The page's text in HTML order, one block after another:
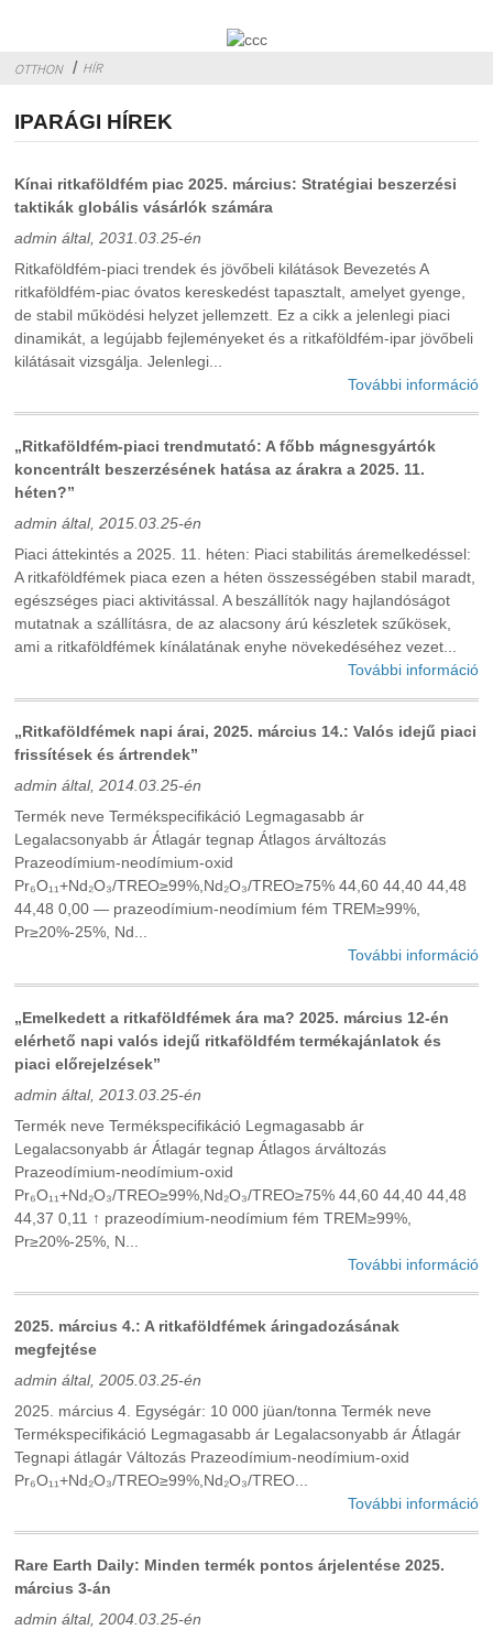
OTTHON HÍR
IPARÁGI HÍREK
Kínai ritkaföldfém piac 2025. március: Stratégiai beszerzési
taktikák globális vásárlók számára
admin által, 2031.03.25-én
Ritkaföldfém-piaci trendek és jövőbeli kilátások Bevezetés A
ritkaföldfém-piac óvatos kereskedést tapasztalt, amelyet gyenge,
de stabil működési helyzet jellemzett. Ez a cikk a jelenlegi piaci
dinamikát, a legújabb fejleményeket és a ritkaföldfém-ipar jövőbeli
kilátásait vizsgálja. Jelenlegi...
További információ
„Ritkaföldfém-piaci trendmutató: A főbb mágnesgyártók
koncentrált beszerzésének hatása az árakra a 2025. 11.
héten?”
admin által, 2015.03.25-én
Piaci áttekintés a 2025. 11. héten: Piaci stabilitás áremelkedéssel:
A ritkaföldfémek piaca ezen a héten összességében stabil maradt,
egészséges piaci aktivitással. A beszállítók nagy hajlandóságot
mutatnak a szállításra, de az alacsony árú készletek szűkösek,
ami a ritkaföldfémek kínálatának enyhe növekedéséhez vezet...
További információ
„Ritkaföldfémek napi árai, 2025. március 14.: Valós idejű piaci
frissítések és ártrendek”
admin által, 2014.03.25-én
Termék neve Termékspecifikáció Legmagasabb ár
Legalacsonyabb ár Átlagár tegnap Átlagos árváltozás
Prazeodímium-neodímium-oxid
Pr₆O₁₁+Nd₂O₃/TREO≥99%,Nd₂O₃/TREO≥75% 44,60 44,40 44,48
44,48 0,00 — prazeodímium-neodímium fém TREM≥99%,
Pr≥20%-25%, Nd...
További információ
„Emelkedett a ritkaföldfémek ára ma? 2025. március 12-én
elérhető napi valós idejű ritkaföldfém termékajánlatok és
piaci előrejelzések”
admin által, 2013.03.25-én
Termék neve Termékspecifikáció Legmagasabb ár
Legalacsonyabb ár Átlagár tegnap Átlagos árváltozás
Prazeodímium-neodímium-oxid
Pr₆O₁₁+Nd₂O₃/TREO≥99%,Nd₂O₃/TREO≥75% 44,60 44,40 44,48
44,37 0,11 ↑ prazeodímium-neodímium fém TREM≥99%,
Pr≥20%-25%, N...
További információ
2025. március 4.: A ritkaföldfémek áringadozásának
megfejtése
admin által, 2005.03.25-én
2025. március 4. Egységár: 10 000 jüan/tonna Termék neve
Termékspecifikáció Legmagasabb ár Legalacsonyabb ár Átlagár
Tegnapi átlagár Változás Prazeodímium-neodímium-oxid
Pr₆O₁₁+Nd₂O₃/TREO≥99%,Nd₂O₃/TREO...
További információ
Rare Earth Daily: Minden termék pontos árjelentése 2025.
március 3-án
admin által, 2004.03.25-én